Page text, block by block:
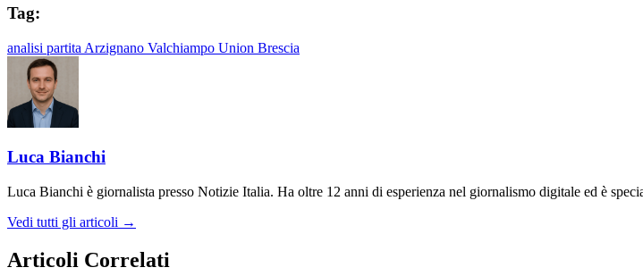
Tag:
analisi partita Arzignano Valchiampo Union Brescia
Luca Bianchi
Luca Bianchi è giornalista presso Notizie Italia. Ha oltre 12 anni di esperienza nel giornalismo digitale ed è
Vedi tutti gli articoli →
Articoli Correlati